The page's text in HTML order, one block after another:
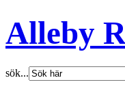
Alleby
sök...